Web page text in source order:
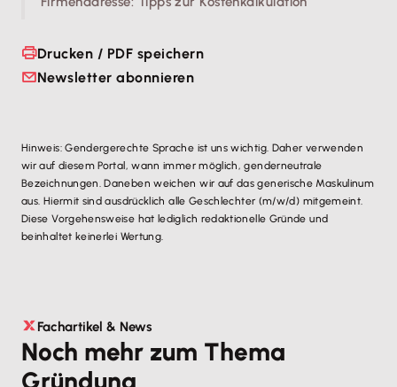
Drucken / PDF speichern
Newsletter abonnieren
Hinweis: Gendergerechte Sprache ist uns wichtig. Daher verwenden
wir auf diesem Portal, wann immer möglich, genderneutrale
Bezeichnungen. Daneben weichen wir auf das generische Maskulinum
aus. Hiermit sind ausdrücklich alle Geschlechter (m/w/d) mitgemeint.
Diese Vorgehensweise hat lediglich redaktionelle Gründe und
beinhaltet keinerlei Wertung.
Fachartikel & News
Noch mehr zum Thema
Gründung